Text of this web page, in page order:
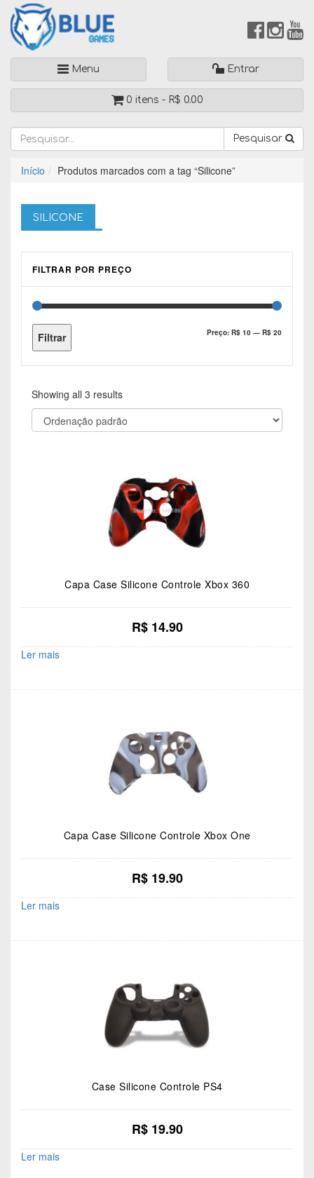
Menu Entrar
0 itens - R$ 0.00
Pesquisar
Início Produtos marcados com a tag “Silicone”
SILICONE
FILTRAR POR PREÇO
Preço
Preço
Filtrar Preço: R$ 10 — R$ 20
Showing all 3 results
Capa Case Silicone Controle Xbox 360
R$14.90
Ler mais
Capa Case Silicone Controle Xbox One
R$19.90
Ler mais
Case Silicone Controle PS4
R$19.90
Ler mais